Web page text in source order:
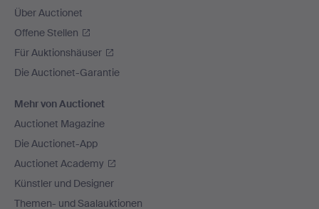
Über Auctionet
Offene Stellen
Für Auktionshäuser
Die Auctionet-Garantie
Mehr von Auctionet
Auctionet Magazine
Die Auctionet-App
Auctionet Academy
Künstler und Designer
Themen- und Saalauktionen